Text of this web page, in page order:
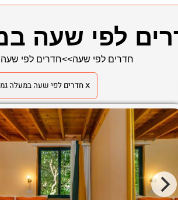
לפי שעה
חדרים לפי שעה>>חדרים לפי
X חדרים לפי שעה במעלה גמלא